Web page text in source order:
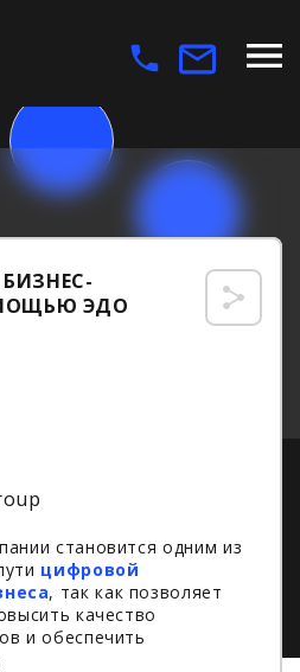
ЭДО
становится одним из
цифровой
, так как позволяет
качество
и обеспечить